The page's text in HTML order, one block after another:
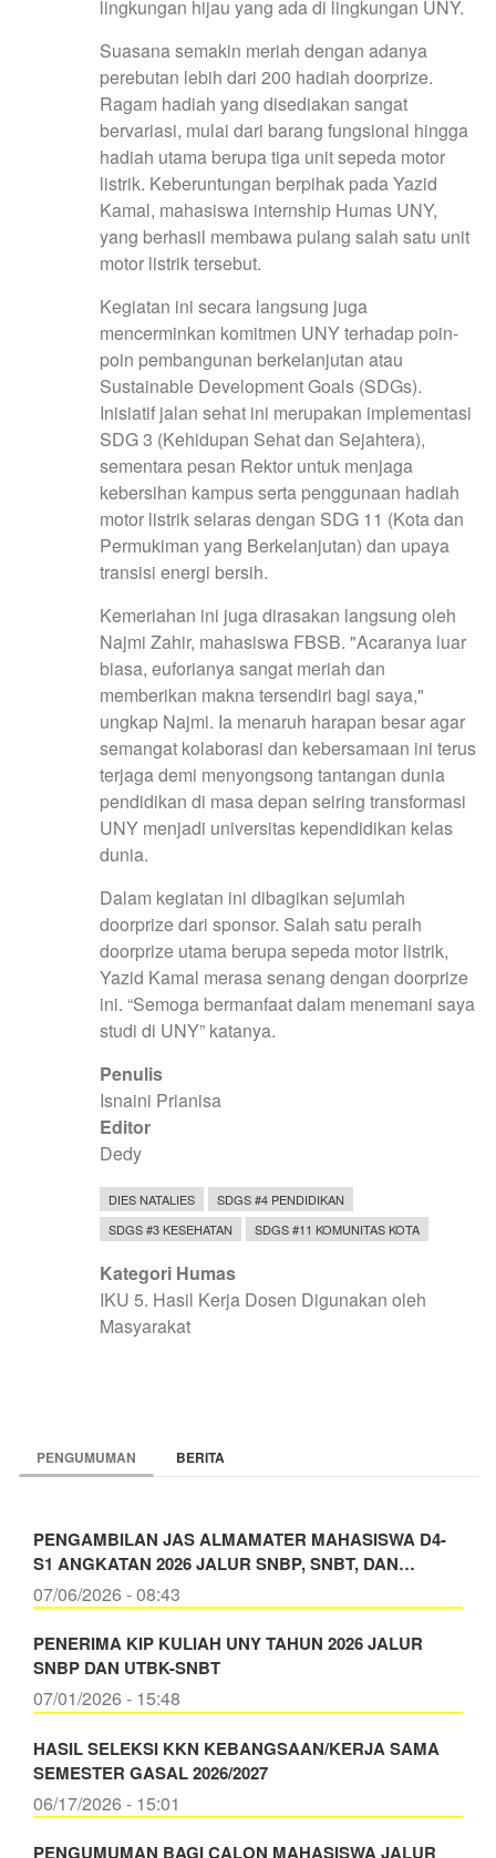
lingkungan hijau yang ada di lingkungan UNY.
Suasana semakin meriah dengan adanya
perebutan lebih dari 200 hadiah doorprize.
Ragam hadiah yang disediakan sangat
bervariasi, mulai dari barang fungsional hingga
hadiah utama berupa tiga unit sepeda motor
listrik. Keberuntungan berpihak pada Yazid
Kamal, mahasiswa internship Humas UNY,
yang berhasil membawa pulang salah satu unit
motor listrik tersebut.
Kegiatan ini secara langsung juga
mencerminkan komitmen UNY terhadap poin-
poin pembangunan berkelanjutan atau
Sustainable Development Goals (SDGs).
Inisiatif jalan sehat ini merupakan implementasi
SDG 3 (Kehidupan Sehat dan Sejahtera),
sementara pesan Rektor untuk menjaga
kebersihan kampus serta penggunaan hadiah
motor listrik selaras dengan SDG 11 (Kota dan
Permukiman yang Berkelanjutan) dan upaya
transisi energi bersih.
Kemeriahan ini juga dirasakan langsung oleh
Najmi Zahir, mahasiswa FBSB. "Acaranya luar
biasa, euforianya sangat meriah dan
memberikan makna tersendiri bagi saya,"
ungkap Najmi. Ia menaruh harapan besar agar
semangat kolaborasi dan kebersamaan ini terus
terjaga demi menyongsong tantangan dunia
pendidikan di masa depan seiring transformasi
UNY menjadi universitas kependidikan kelas
dunia.
Dalam kegiatan ini dibagikan sejumlah
doorprize dari sponsor. Salah satu peraih
doorprize utama berupa sepeda motor listrik,
Yazid Kamal merasa senang dengan doorprize
ini. “Semoga bermanfaat dalam menemani saya
studi di UNY” katanya.
Penulis
Isnaini Prianisa
Editor
Dedy
DIES NATALIES
SDGS #4 PENDIDIKAN
SDGS #3 KESEHATAN
SDGS #11 KOMUNITAS KOTA
Kategori Humas
IKU 5. Hasil Kerja Dosen Digunakan oleh
Masyarakat
PENGUMUMAN BERITA
PENGAMBILAN JAS ALMAMATER MAHASISWA D4-
S1 ANGKATAN 2026 JALUR SNBP, SNBT, DAN…
07/06/2026 - 08:43
PENERIMA KIP KULIAH UNY TAHUN 2026 JALUR
SNBP DAN UTBK-SNBT
07/01/2026 - 15:48
HASIL SELEKSI KKN KEBANGSAAN/KERJA SAMA
SEMESTER GASAL 2026/2027
06/17/2026 - 15:01
PENGUMUMAN BAGI CALON MAHASISWA JALUR